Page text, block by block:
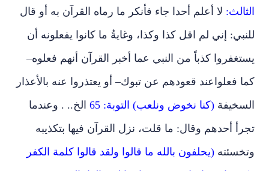
الثالث: لا أعلم أحدا جاء فأنكر ما رماه القرآن به أو قال
للنبي: إني لم اقل كذا وكذا، وغايةُ ما كانوا يفعلونه أن
يستغفروا كذباً من النبي عما أخبر القرآن أنهم فعلوه–
كما فعلواعند قعودهم عن تبوك– أو يعتذروا عنه بالأعذار
السخيفة (كنا نخوض ونلعب) التوبة: 65
الخ.. . وعندما
تجرأ أحدهم وقال: ما قلت، نزل القرآن فيها بتكذيبه
وتخسئته (يحلفون بالله ما قالوا ولقد قالوا كلمة الكفر